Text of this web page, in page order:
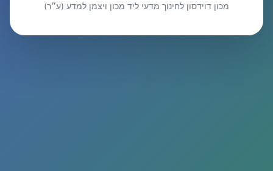
מכון דוידסון לחינוך מדעי ליד מכון ויצמן למדע (ע״ר)